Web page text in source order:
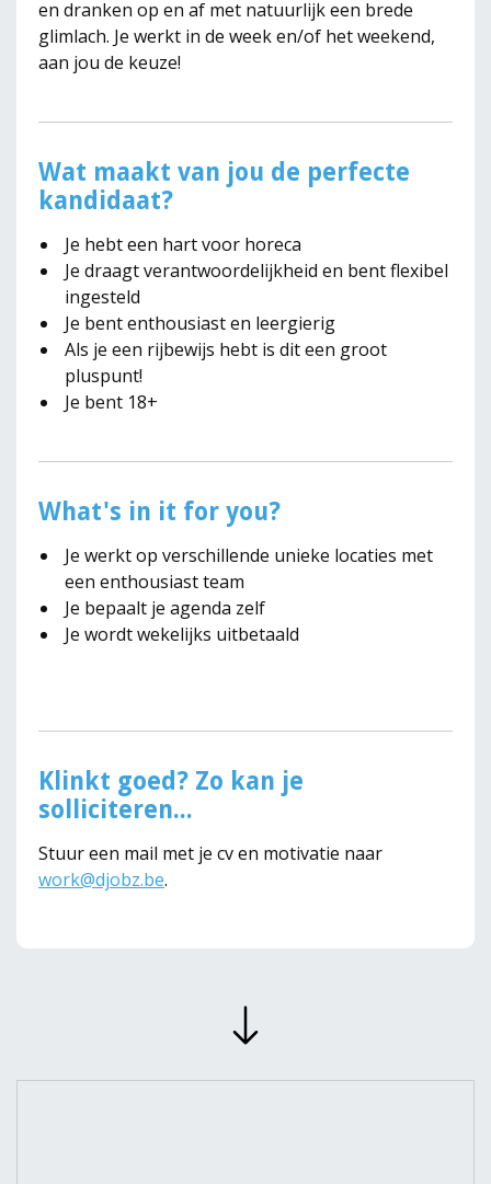
en dranken op en af met natuurlijk een brede
glimlach. Je werkt in de week en/of het weekend,
aan jou de keuze!
Wat maakt van jou de perfecte
kandidaat?
Je hebt een hart voor horeca
Je draagt verantwoordelijkheid en bent flexibel
ingesteld
Je bent enthousiast en leergierig
Als je een rijbewijs hebt is dit een groot
pluspunt!
Je bent 18+
What's in it for you?
Je werkt op verschillende unieke locaties met
een enthousiast team
Je bepaalt je agenda zelf
Je wordt wekelijks uitbetaald
Klinkt goed? Zo kan je
solliciteren...
Stuur een mail met je cv en motivatie naar
work@djobz.be.